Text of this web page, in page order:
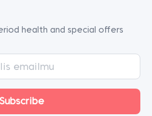
health and special offers